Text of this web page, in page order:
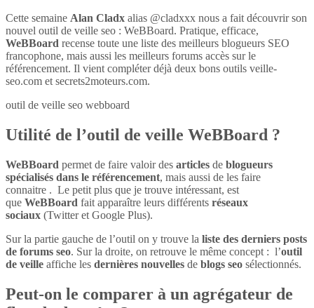
Cette semaine Alan Cladx alias @cladxxx nous a fait découvrir son
nouvel outil de veille seo : WeBBoard. Pratique, efficace,
WeBBoard recense toute une liste des meilleurs blogueurs SEO
francophone, mais aussi les meilleurs forums accès sur le
référencement. Il vient compléter déjà deux bons outils veille-
seo.com et secrets2moteurs.com.
outil de veille seo webboard
Utilité de l’outil de veille WeBBoard ?
WeBBoard permet de faire valoir des articles de blogueurs
spécialisés dans le référencement, mais aussi de les faire
connaitre . Le petit plus que je trouve intéressant, est
que WeBBoard fait apparaître leurs différents réseaux
sociaux (Twitter et Google Plus).
Sur la partie gauche de l’outil on y trouve la liste des derniers posts
de forums seo. Sur la droite, on retrouve le même concept : l’outil
de veille affiche les dernières nouvelles de blogs seo sélectionnés.
Peut-on le comparer à un agrégateur de